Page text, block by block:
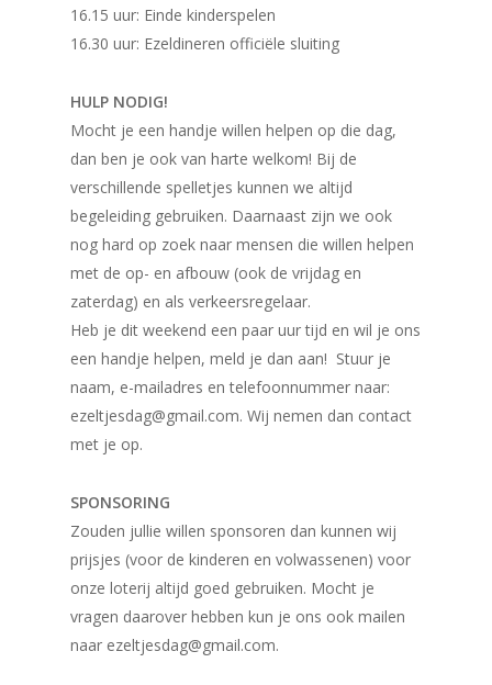
16.15 uur: Einde kinderspelen
16.30 uur: Ezeldineren officiële sluiting
HULP NODIG!
Mocht je een handje willen helpen op die dag,
dan ben je ook van harte welkom! Bij de
verschillende spelletjes kunnen we altijd
begeleiding gebruiken. Daarnaast zijn we ook
nog hard op zoek naar mensen die willen helpen
met de op- en afbouw (ook de vrijdag en
zaterdag) en als verkeersregelaar.
Heb je dit weekend een paar uur tijd en wil je ons
een handje helpen, meld je dan aan! Stuur je
naam, e-mailadres en telefoonnummer naar:
ezeltjesdag@gmail.com. Wij nemen dan contact
met je op.
SPONSORING
Zouden jullie willen sponsoren dan kunnen wij
prijsjes (voor de kinderen en volwassenen) voor
onze loterij altijd goed gebruiken. Mocht je
vragen daarover hebben kun je ons ook mailen
naar ezeltjesdag@gmail.com.